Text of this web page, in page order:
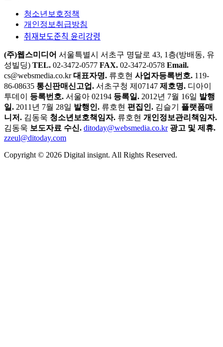
청소년보호정책
개인정보취급방침
취재보도준칙 윤리강령
(주)웹스미디어 서울특별시 서초구 명달로 43, 1층(방배동, 유
성빌딩) TEL. 02-3472-0577 FAX. 02-3472-0578 Email.
cs@websmedia.co.kr 대표자명. 류호현 사업자등록번호. 119-
86-08635 통신판매신고업. 서초구청 제07147 제호명. 디아이
투데이
등록번호. 서울아 02194 등록일. 2012년 7월 16일 발행
일. 2011년 7월 28일 발행인. 류호현 편집인. 김슬기
플랫폼매
니저. 김동욱 청소년보호책임자. 류호현 개인정보관리책임자.
김동욱 보도자료 수신. ditoday@websmedia.co.kr 광고 및 제휴.
zzeul@ditoday.com
Copyright © 2026 Digital insignt. All Rights Reserved.